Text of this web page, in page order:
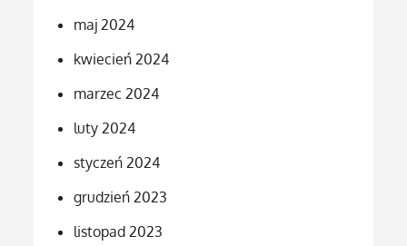
maj 2024
kwiecień 2024
marzec 2024
luty 2024
styczeń 2024
grudzień 2023
listopad 2023